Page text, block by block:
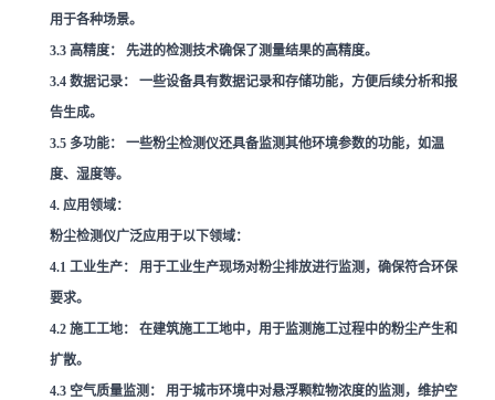
用于各种场景。
3.3 高精度：
先进的检测技术确保了测量结果的高精度。
3.4 数据记录：
一些设备具有数据记录和存储功能，方便后续分析和报
告生成。
3.5 多功能：
一些粉尘检测仪还具备监测其他环境参数的功能，如温
度、湿度等。
4. 应用领域：
粉尘检测仪广泛应用于以下领域：
4.1 工业生产：
用于工业生产现场对粉尘排放进行监测，确保符合环保
要求。
4.2 施工工地：
在建筑施工工地中，用于监测施工过程中的粉尘产生和
扩散。
4.3 空气质量监测：
用于城市环境中对悬浮颗粒物浓度的监测，维护空